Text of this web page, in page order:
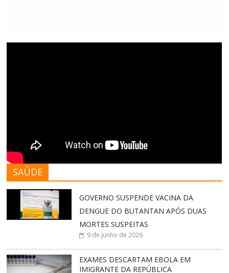
SAÚDE
GOVERNO SUSPENDE VACINA DA
DENGUE DO BUTANTAN APÓS DUAS
MORTES SUSPEITAS
9 de junho de 2026
EXAMES DESCARTAM EBOLA EM
IMIGRANTE DA REPÚBLICA